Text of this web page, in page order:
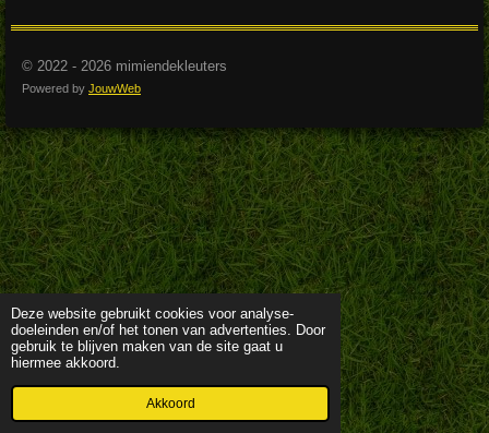
Deze website gebruikt cookies voor analyse-
doeleinden en/of het tonen van advertenties. Door
gebruik te blijven maken van de site gaat u
hiermee akkoord.
Akkoord
© 2022 - 2026 mimiendekleuters
Powered by JouwWeb